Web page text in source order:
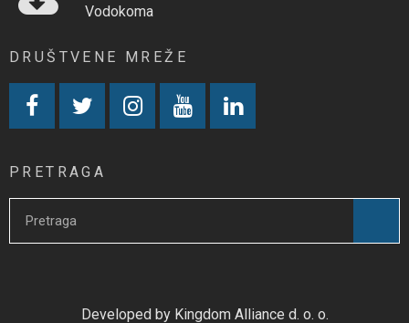
Vodokoma
DRUŠTVENE MREŽE
PRETRAGA
Developed by Kingdom Alliance d. o. o.